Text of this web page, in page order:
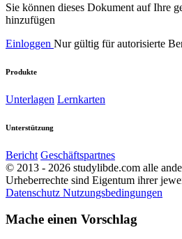
Sie können dieses Dokument auf Ihre
hinzufügen
Einloggen Nur gültig für autorisierte
Produkte
Unterlagen Lernkarten
Unterstützung
Bericht Geschäftspartnes
© 2013 - 2026 studylibde.com alle
Urheberrechte sind Eigentum ihrer
Datenschutz Nutzungsbedingungen
Mache einen Vorschlag